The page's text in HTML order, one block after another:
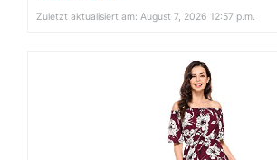
Zuletzt aktualisiert am: August 7, 2026 12:57 p.m.